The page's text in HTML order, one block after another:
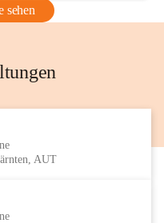
sehen
AUT